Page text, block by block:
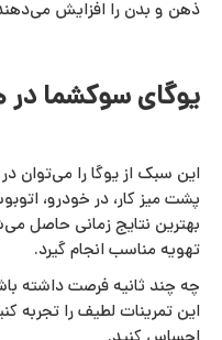
ذهن و بدن را افزایش
یوگای سوکشما در
این سبک از یوگا را می‌توان
پشت میز کار، در خودرو،
بهترین نتایج زمانی حاصل
تهویه مناسب انجام گیرد.
چه چند ثانیه فرصت داشته
این تمرینات لطیف را تجربه